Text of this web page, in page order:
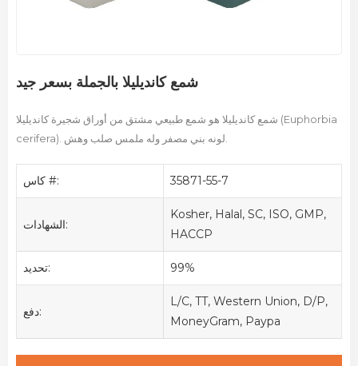
شمع كانديليلا بالجملة بسعر جيد
شمع كانديليلا هو شمع طبيعي مشتق من أوراق شجيرة كانديليلا (Euphorbia
كاس #: 35871-55-7
الشهادات:
Kosher, Halal, SC, ISO, GMP,
HACCP
تحديد: 99%
دفع:
L/C, TT, Western Union, D/P,
MoneyGram, Paypa